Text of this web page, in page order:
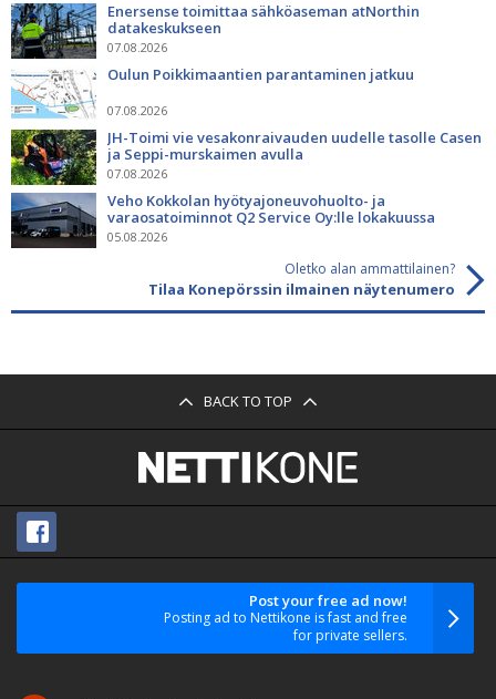
Enersense toimittaa sähköaseman atNorthin
datakeskukseen
07.08.2026
Oulun Poikkimaantien parantaminen jatkuu
07.08.2026
JH-Toimi vie vesakonraivauden uudelle tasolle Casen
ja Seppi-murskaimen avulla
07.08.2026
Veho Kokkolan hyötyajoneuvohuolto- ja
varaosatoiminnot Q2 Service Oy:lle lokakuussa
05.08.2026
Oletko alan ammattilainen?
Tilaa Konepörssin ilmainen näytenumero
BACK TO TOP
Post your free ad now!
Posting ad to Nettikone is fast and free
for private sellers.